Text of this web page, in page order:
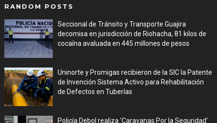
RANDOM POSTS
Seccional de Tránsito y Transporte Guajira
decomisa en jurisdicción de Riohacha, 81 kilos de
cocaína avaluada en 445 millones de pesos
Uninorte y Promigas recibieron de la SIC la Patente
de Invención Sistema Activo para Rehabilitación
de Defectos en Tuberías
Policía Debol realiza 'Caravanas Por la Seguridad'